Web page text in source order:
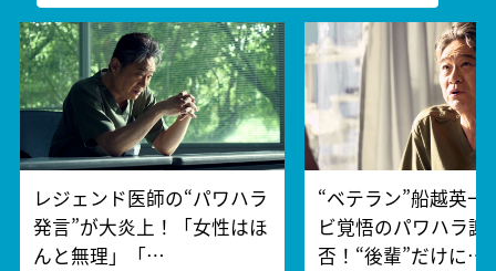
レジェンド医師の“パワハラ
発言”が大炎上！「女性はほ
んと無理」「…
“ベテラン”船越英一
ビ覚悟のパワハラ謝
否！“後輩”だけに…